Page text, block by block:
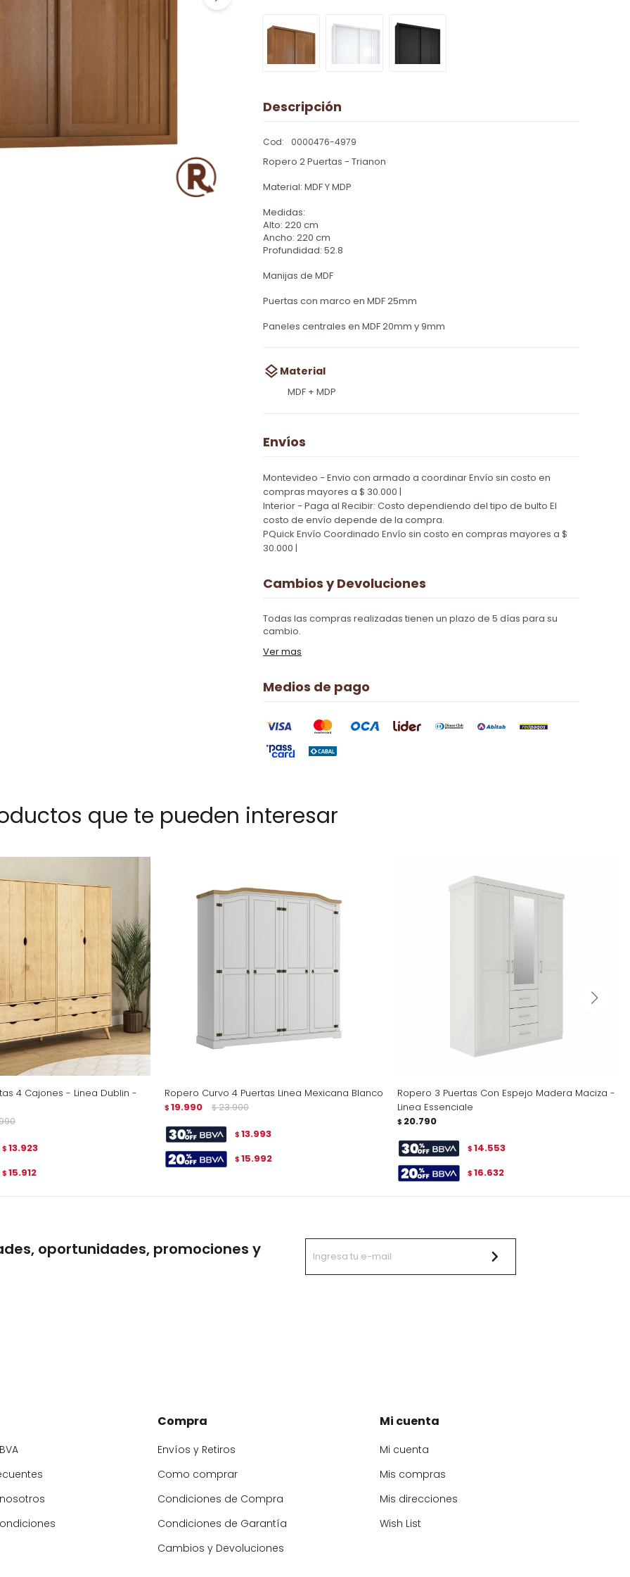
Descripción
0000476-4979
Ropero 2 Puertas - Trianon
Material: MDF Y MDP
Medidas:
Alto: 220 cm
Ancho: 220 cm
Profundidad: 52.8
Manijas de MDF
Puertas con marco en MDF 25mm
Paneles centrales en MDF 20mm y 9mm
Material
MDF + MDP
Envíos
Montevideo - Envio con armado a coordinarEnvío sin costo en
compras mayores a $ 30.000 |
Interior - Paga al Recibir: Costo dependiendo del tipo de bulto El
costo de envío depende de la compra.
PQuick Envío Coordinado Envío sin costo en compras mayores a $
30.000 |
Cambios y Devoluciones
Todas las compras realizadas tienen un plazo de 5 días para su
cambio.
Ver mas
Medios de pago
que te pueden interesar
4 Cajones - Linea Dublin -
$ 13.923
$ 15.912
Ropero Curvo 4 Puertas Linea Mexicana Blanco
$ 19.990 $ 23.900
$ 13.993
$ 15.992
Ropero 3 Puertas Con Espejo Madera Maciza -
Linea Essenciale
$ 20.790
$ 14.553
$ 16.632
oportunidades, promociones y
Compra
Envíos y Retiros
Como comprar
Condiciones de Compra
Condiciones de Garantía
Cambios y Devoluciones
Mi cuenta
Mi cuenta
Mis compras
Mis direcciones
Wish List